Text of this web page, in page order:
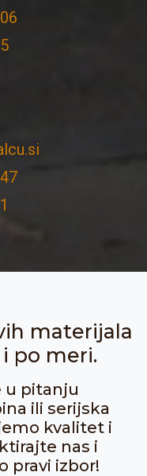
materijala
po meri.
u pitanju
ili serijska
kvalitet i
nas i
pravi izbor!